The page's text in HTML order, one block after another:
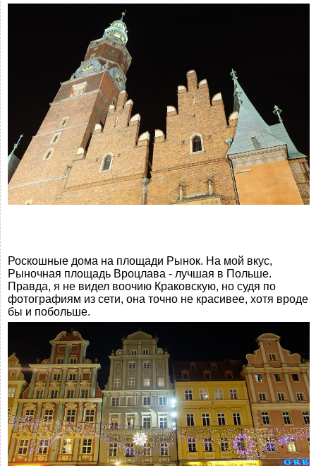
Роскошные дома на площади Рынок. На мой вкус,
Рыночная площадь Вроцлава - лучшая в Польше.
Правда, я не видел воочию Краковскую, но судя по
фотографиям из сети, она точно не красивее, хотя вроде
бы и побольше.